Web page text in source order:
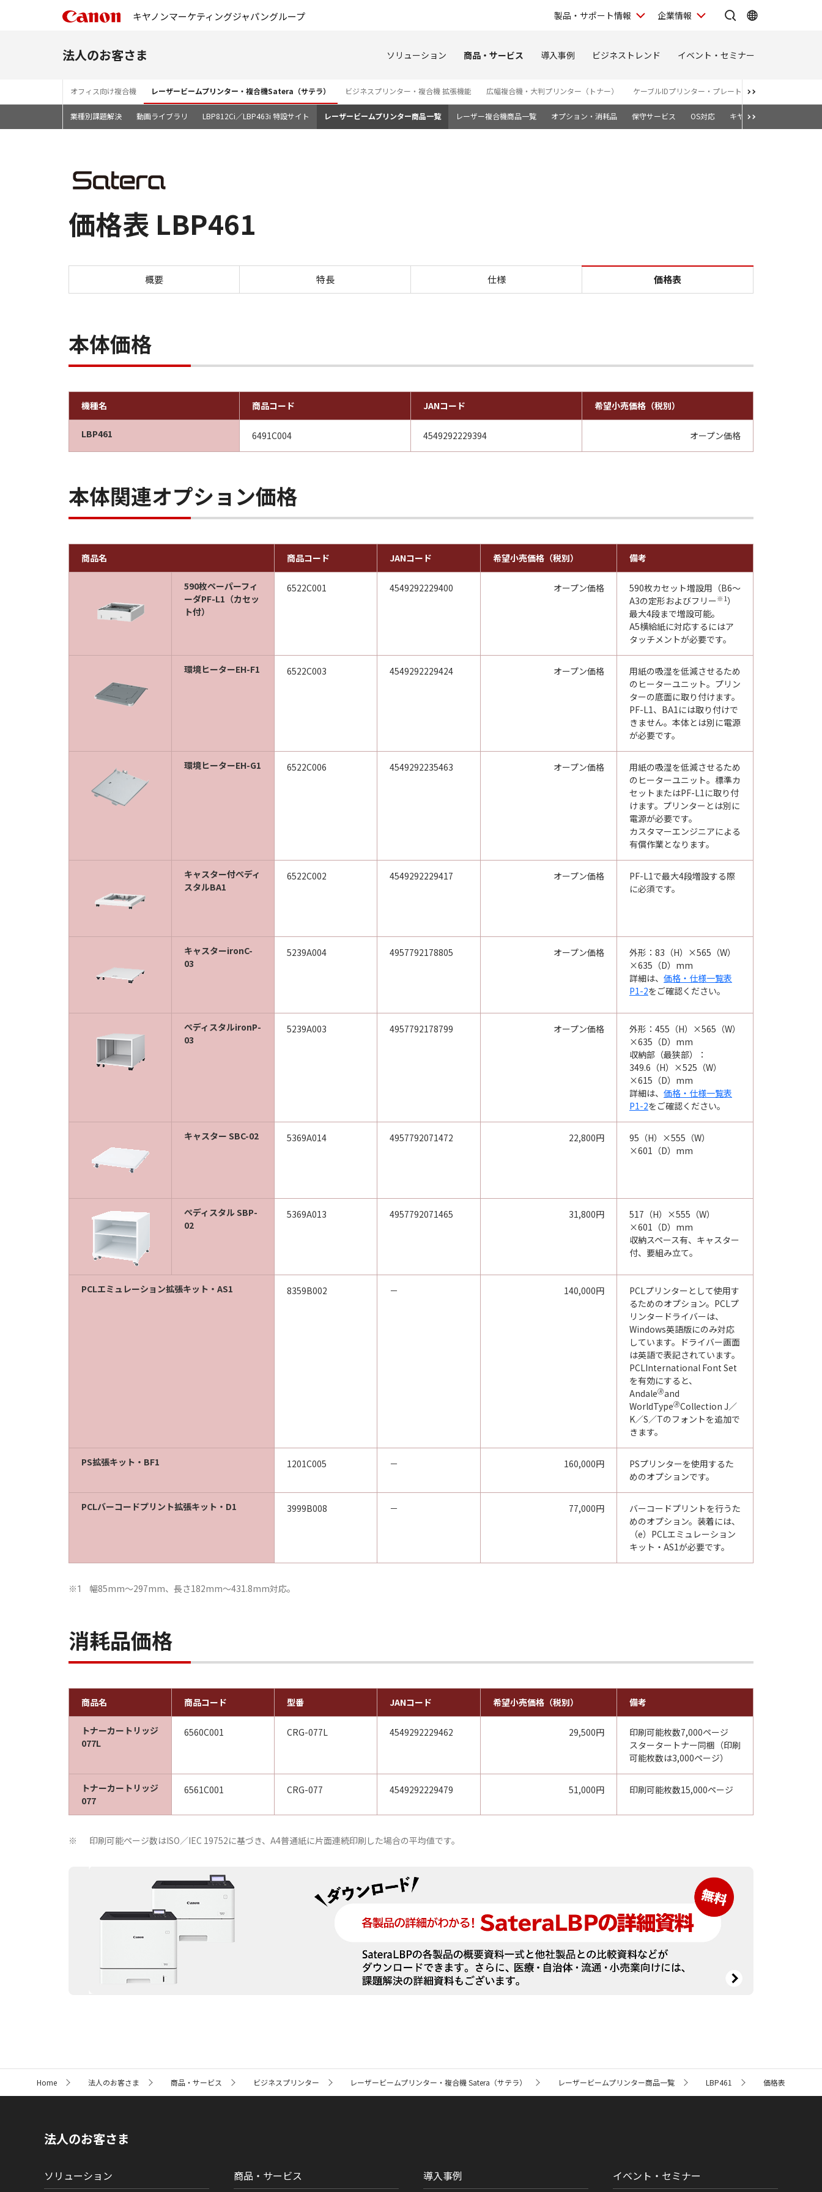
キヤノンマーケティングジャパングループ 製品・サポート情報 企業情報
法人のお客さま ソリューション 商品・サービス 導入事例 ビジネストレンド イベント・セミナー
オフィス向け複合機 レーザービームプリンター・複合機Satera（サテラ） ビジネスプリンター・複合機 拡張機能 広幅複合機・大判プリンター（トナー） ケーブルIDプリンター・プレート＆シートプリンター
業種別課題解決 動画ライブラリ LBP812Ci／LBP463i 特設サイト レーザービームプリンター商品一覧 レーザー複合機商品一覧 オプション・消耗品 保守サービス OS対応 キヤノン純正トナーカート
価格表 LBP461
概要 特長 仕様 価格表
本体価格
機種名 商品コード JANコード 希望小売価格（税別）
LBP461 6491C004 4549292229394 オープン価格
本体関連オプション価格
商品名 商品コード JANコード 希望小売価格（税別） 備考
590枚ペーパーフィ
ーダPF-L1（カセッ
ト付）
6522C001 4549292229400 オープン価格
590枚カセット増設用（B6～
A3の定形およびフリー※1）
最大4段まで増設可能。
A5横給紙に対応するにはア
タッチメントが必要です。
環境ヒーターEH-F1 6522C003 4549292229424 オープン価格
用紙の吸湿を低減させるため
のヒーターユニット。プリン
ターの底面に取り付けます。
PF-L1、BA1には取り付けで
きません。本体とは別に電源
が必要です。
環境ヒーターEH-G1 6522C006 4549292235463 オープン価格
用紙の吸湿を低減させるため
のヒーターユニット。標準カ
セットまたはPF-L1に取り付
けます。プリンターとは別に
電源が必要です。
カスタマーエンジニアによる
有償作業となります。
キャスター付ぺディ
スタルBA1
6522C002 4549292229417 オープン価格
PF-L1で最大4段増設する際
に必須です。
キャスターironC-
03
5239A004 4957792178805 オープン価格
外形：83（H）×565（W）
×635（D）mm
詳細は、 価格・仕様一覧表
P1-2をご確認ください。
ぺディスタルironP-
03
5239A003 4957792178799 オープン価格
外形：455（H）×565（W）
×635（D）mm
収納部（最狭部）：
349.6（H）×525（W）
×615（D）mm
詳細は、 価格・仕様一覧表
P1-2をご確認ください。
キャスター SBC-02 5369A014 4957792071472 22,800円
95（H）×555（W）
×601（D）mm
ぺディスタル SBP-
02
5369A013 4957792071465 31,800円
517（H）×555（W）
×601（D）mm
収納スペース有、キャスター
付、要組み立て。
PCLエミュレーション拡張キット・AS1 8359B002 － 140,000円
PCLプリンターとして使用す
るためのオプション。PCLプ
リンタードライバーは、
Windows英語版にのみ対応
しています。ドライバー画面
は英語で表記されています。
PCLInternational Font Set
を有効にすると、
Andale🄬and
WorldType🄬Collection J／
K／S／Tのフォントを追加で
きます。
PS拡張キット・BF1 1201C005 － 160,000円
PSプリンターを使用するた
めのオプションです。
PCLバーコードプリント拡張キット・D1 3999B008 － 77,000円
バーコードプリントを行うた
めのオプション。装着には、
（e）PCLエミュレーション
キット・AS1が必要です。
※1 幅85mm～297mm、長さ182mm～431.8mm対応。
消耗品価格
商品名 商品コード 型番 JANコード 希望小売価格（税別） 備考
トナーカートリッジ
077L
6560C001 CRG-077L 4549292229462 29,500円
印刷可能枚数7,000ページ
スタータートナー同梱（印刷
可能枚数は3,000ページ）
トナーカートリッジ
077
6561C001 CRG-077 4549292229479 51,000円 印刷可能枚数15,000ページ
※ 印刷可能ページ数はISO／IEC 19752に基づき、A4普通紙に片面連続印刷した場合の平均値です。
ト
Home 法人のお客さま 商品・サービス ビジネスプリンター レーザービームプリンター・複合機 Satera（サテラ） レーザービームプリンター商品一覧 LBP461 価格表
法人のお客さま
ソリューション 商品・サービス 導入事例 イベント・セミナー